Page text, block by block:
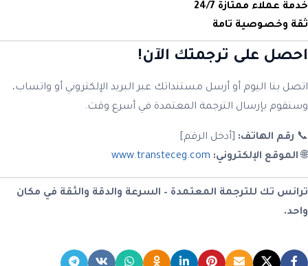
خدمة عملاء ممتازة 24/7
ثقة وخصوصية تامة
احصل على ترجمتك الآن!
اتصل بنا اليوم أو أرسل مستنداتك عبر البريد الإلكتروني أو واتساب،
وسنقوم بإرسال الترجمة المعتمدة في أسرع وقت.
📞 رقم الهاتف: [أدخل الرقم]
🌐الموقع الإلكتروني: www.transteceg.com
ترانس تك للترجمة المعتمدة – السرعة والدقة والثقة في مكان
واحد.